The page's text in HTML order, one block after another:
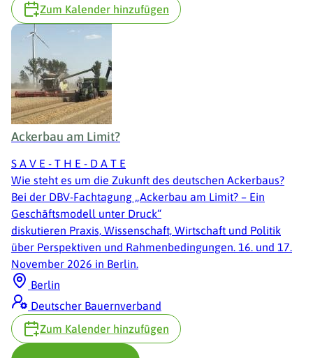
Zum Kalender hinzufügen
Ackerbau am Limit?
S A V E - T H E - D A T E
Wie steht es um die Zukunft des deutschen Ackerbaus?
Bei der DBV-Fachtagung „Ackerbau am Limit? – Ein
Geschäftsmodell unter Druck“
diskutieren Praxis, Wissenschaft, Wirtschaft und Politik
über Perspektiven und Rahmenbedingungen. 16. und 17.
November 2026 in Berlin.
Berlin
Deutscher Bauernverband
Zum Kalender hinzufügen